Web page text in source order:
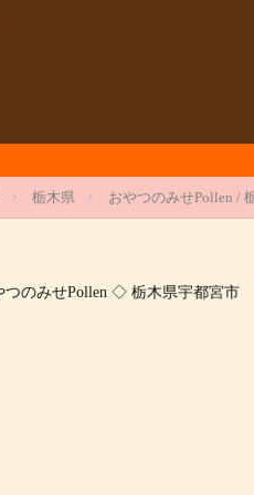
栃木県 おやつのみせPollen /